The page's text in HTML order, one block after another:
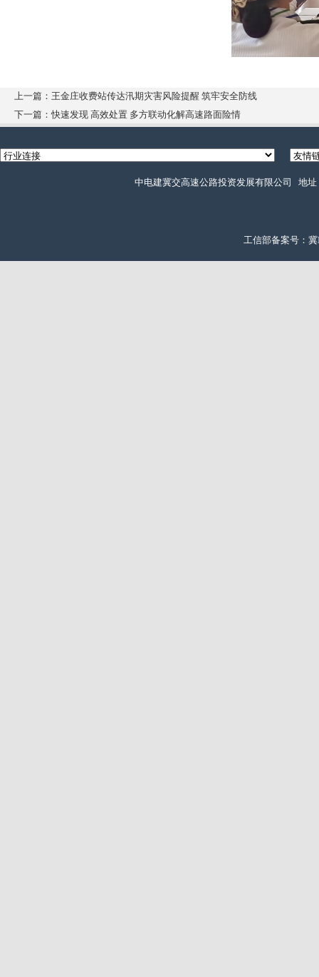
上一篇：王金庄收费站传达汛期灾害风险提醒 筑牢安全防线
下一篇：快速发现 高效处置 多方联动化解高速路面险情
中电建冀交高速公路投资发展有限公司 地
工信部备案号：